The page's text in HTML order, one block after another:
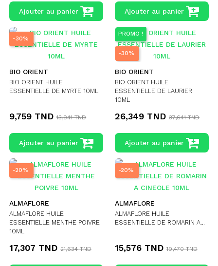
Ajouter au panier Ajouter au panier
-30%
BIO ORIENT
BIO ORIENT HUILE
ESSENTIELLE DE MYRTE 10ML
9,759 TND 13,941 TND
Ajouter au panier
PROMO !
-30%
BIO ORIENT
BIO ORIENT HUILE
ESSENTIELLE DE LAURIER
10ML
26,349 TND 37,641 TND
Ajouter au panier
-20%
ALMAFLORE
ALMAFLORE HUILE
ESSENTIELLE MENTHE POIVRE
10ML
17,307 TND 21,634 TND
-20%
ALMAFLORE
ALMAFLORE HUILE
ESSENTIELLE DE ROMARIN A...
15,576 TND 19,470 TND